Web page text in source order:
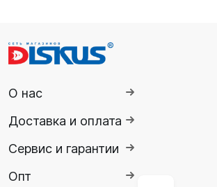
О нас
Доставка и оплата
Сервис и гарантии
Опт